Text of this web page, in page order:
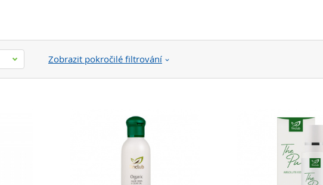
Zobrazit pokročilé filtrování